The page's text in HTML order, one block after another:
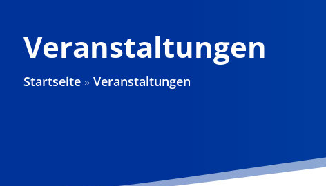
Veranstaltungen
Startseite »Veranstaltungen